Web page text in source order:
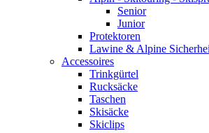
Senior
Junior
Protektoren
Lawine & Alpine
Accessoires
Trinkgürtel
Rucksäcke
Taschen
Skisäcke
Skiclips